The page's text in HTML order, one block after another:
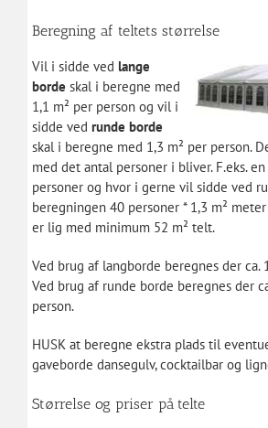
Beregning af teltets størrelse
Vil i sidde ved lange
borde skal i beregne med
1,1 m² per person og vil i
sidde ved runde borde
skal i beregne med 1,3 m² per person.
med det antal personer i bliver. F.eks.
personer og hvor i gerne vil sidde ved
beregningen 40 personer * 1,3 m²
er lig med minimum 52 m² telt.
Ved brug af langborde beregnes der ca.
Ved brug af runde borde beregnes der
person.
HUSK at beregne ekstra plads til
gaveborde dansegulv, cocktailbar og
Størrelse og priser på telte